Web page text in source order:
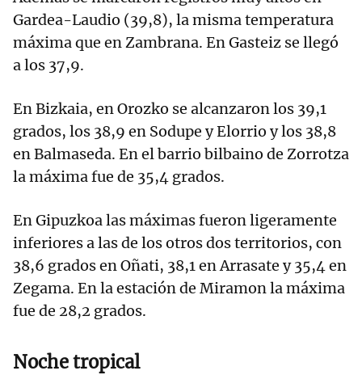
Gardea-Laudio (39,8), la misma temperatura
máxima que en Zambrana. En Gasteiz se llegó
a los 37,9.
En Bizkaia, en Orozko se alcanzaron los 39,1
grados, los 38,9 en Sodupe y Elorrio y los 38,8
en Balmaseda. En el barrio bilbaino de Zorrotza
la máxima fue de 35,4 grados.
En Gipuzkoa las máximas fueron ligeramente
inferiores a las de los otros dos territorios, con
38,6 grados en Oñati, 38,1 en Arrasate y 35,4 en
Zegama. En la estación de Miramon la máxima
fue de 28,2 grados.
Noche tropical